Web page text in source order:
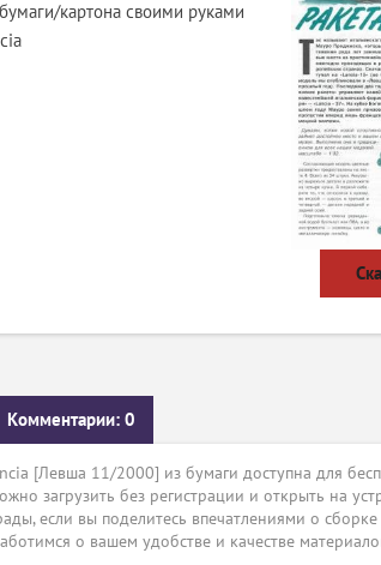
картона своими руками
Комментарии: 0
[Левша 11/2000] из бумаги доступна для
загрузить без регистрации и открыть на
если вы поделитесь впечатлениями о
о вашем удобстве и качестве